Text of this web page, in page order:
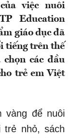
việc nuôi
Education
giáo dục đã
tiếng trên thế
các đầu
trẻ em Việt
vàng để nuôi
nhỏ, sách